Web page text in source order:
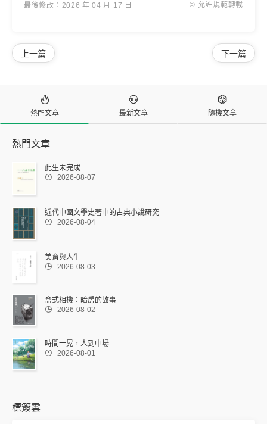
最後修改：2026 年 04 月 17 日 © 允許規範轉載
下一篇
上一篇

熱門文章

最新文章

隨機文章
熱門文章
此生未完成
 2026-08-07
近代中國文學史著中的古典小說研究
 2026-08-04
美育與人生
 2026-08-03
盒式相機：暗房的故事
 2026-08-02
時間一晃，人到中場
 2026-08-01
標簽雲